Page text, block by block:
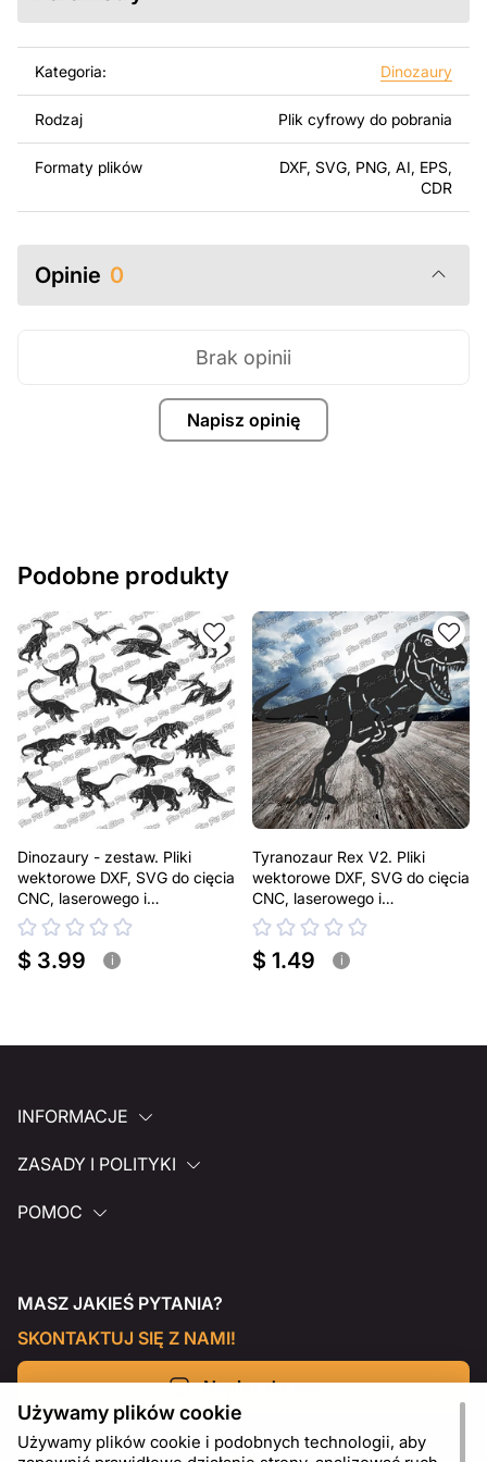
Korzystając z tych plików możesz przy pomocy
zaprojektowane z myślą o nowoczesnej estetyce i
swoim projektem.
Można używać tych plików do tworzenia gotowych
wykonanych na podstawie tych projektów. Należy
jednak pamiętać, że odsprzedaż lub udostępnianie
oryginalnych bądź zmodyfikowanych plików jest
Za dodatkową opłatą możemy dostosować projekt
poprzez dodanie tekstu, obrazów lub logo Twojej firmy
albo wprowadzenie innych modyfikacji według Twoich
potrzeb. Jeśli potrzebujesz indywidualnego projektu
zawsze chętnie pomożemy.
Kategoria: Dinozaury
Rodzaj Plik cyfrowy do pobrania
Formaty plików
DXF, SVG, PNG, AI, EPS,
CDR
Opinie 0
Napisz opinię
Brak opinii
Podobne produkty
Dinozaury - zestaw. Pliki
wektorowe DXF, SVG do cięcia
CNC, laserowego i
plazmowego
$ 3.99 i
Tyranozaur Rex V2. Pliki
wektorowe DXF, SVG do cięcia
CNC, laserowego i
plazmowego
$ 1.49 i
INFORMACJE
ZASADY I POLITYKI
POMOC
MASZ JAKIEŚ PYTANIA?
SKONTAKTUJ SIĘ Z NAMI!
Napisz do nas
Używamy plików cookie
Używamy plików cookie i podobnych technologii, aby